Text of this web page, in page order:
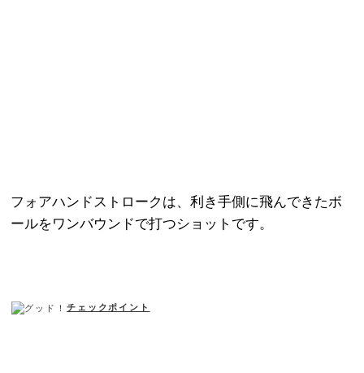
フォアハンドストロークは、利き手側に飛んできたボ
ールをワンバウンドで打つショットです。
チェックポイント